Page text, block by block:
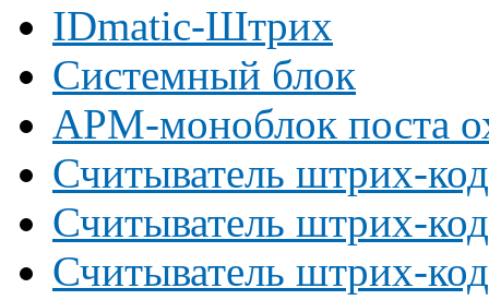
IDmatic-Штрих
Системный блок
АРМ-моноблок поста
Считыватель штрих-
Считыватель штрих-
Считыватель штрих-